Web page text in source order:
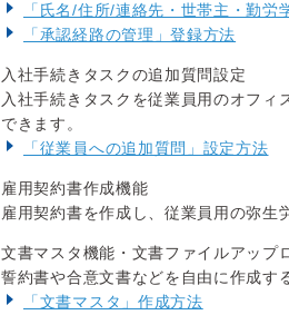
「氏名/住所/連絡先・世帯主・勤
「承認経路の管理」登録方法
入社手続きタスクの追加質問設定
入社手続きタスクを従業員用のオフ
できます。
「従業員への追加質問」設定方法
雇用契約書作成機能
雇用契約書を作成し、従業員用の弥生
文書マスタ機能・文書ファイルアップ
誓約書や合意文書などを自由に作成す
「文書マスタ」作成方法